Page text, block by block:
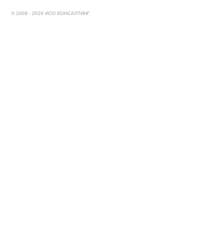
© 2008 - 2026 ИСО КОНСАЛТИНГ